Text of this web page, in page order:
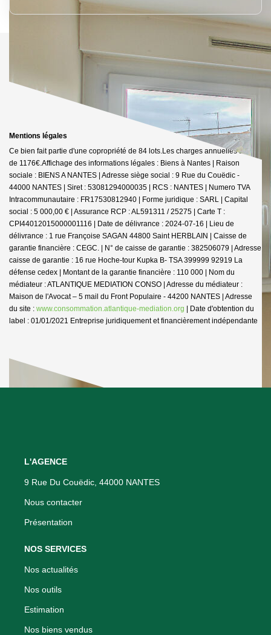
Mentions légales
Ce bien fait partie d'une copropriété de 84 lots.Les charges annuelles sont
de 1176€.Affichage des informations légales : Biens à Nantes | Raison
sociale : BIENS A NANTES | Adresse siège social : 9 Rue du Couëdic -
44000 NANTES | Siret : 53081294000035 | RCS : NANTES | Numero TVA
Intracommunautaire : FR17530812940 | Forme juridique : SARL | Capital
social : 5 000,00 € | Assurance RCP : AL591311 / 25275 | Carte T :
CPI44012015000001116 | Date de délivrance : 2024-07-16 | Lieu de
délivrance : 1 rue Françoise SAGAN 44800 Saint HERBLAIN | Caisse de
garantie financière : CEGC. | N° de caisse de garantie : 382506079 | Adresse
caisse de garantie : 16 rue Hoche-tour Kupka B- TSA 399999 92919 La
défense cedex | Montant de la garantie financière : 110 000 | Nom du
médiateur : ATLANTIQUE MEDIATION CONSO | Adresse du médiateur :
Maison de l'Avocat – 5 mail du Front Populaire - 44200 NANTES | Adresse
du site : www.consommation.atlantique-mediation.org | Date d'obtention du
label : 01/01/2021 Entreprise juridiquement et financièrement indépendante
L'AGENCE
9 Rue Du Couëdic, 44000 NANTES
Nous contacter
Présentation
NOS SERVICES
Nos actualités
Nos outils
Estimation
Nos biens vendus